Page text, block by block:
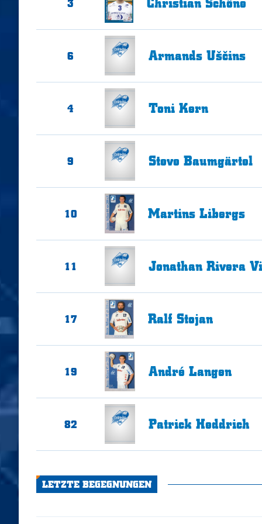
6 Armands Uščins
4 Toni Kern
9 Steve Baumgärtel
10 Martins Libergs
11 Jonathan Rivera
17 Ralf Stojan
19 André Langen
82 Patrick Heddrich
LETZTE BEGEGNUNGEN